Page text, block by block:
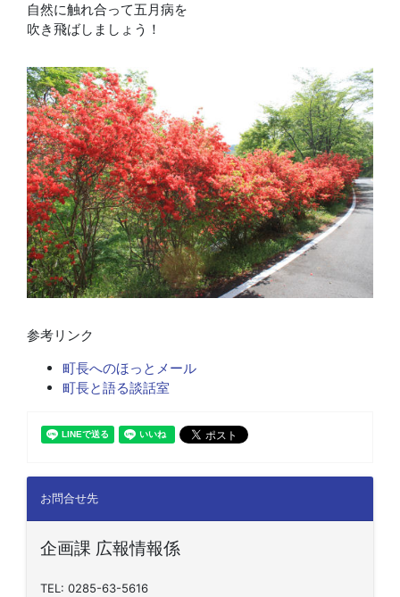
自然に触れ合って五月病を
吹き飛ばしましょう！
参考リンク
町長へのほっとメール
町長と語る談話室
お問合せ先
企画課 広報情報係
TEL: 0285-63-5616